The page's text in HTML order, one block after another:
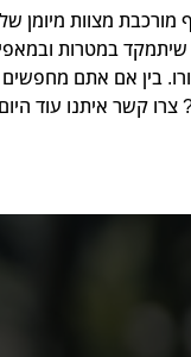
מורכבת מצוות מיומן
שיתמקד במטרות
בין אם אתם
קשר איתנו עוד